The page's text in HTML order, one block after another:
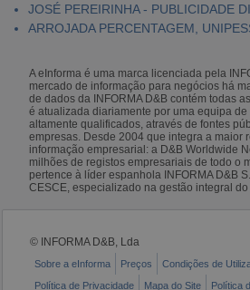
JOSÉ PEREIRINHA - PUBLICIDADE
ARROJADA PERCENTAGEM,
A eInforma é uma marca licenciada pela
mercado de informação para negócios há
de dados da INFORMA D&B contém todas
é atualizada diariamente por uma equipa
altamente qualificados, através de fontes
empresas. Desde 2004 que integra a maior
informação empresarial: a D&B Worldwide
milhões de registos empresariais de todo o
pertence à líder espanhola INFORMA D&B
CESCE, especializado na gestão integral
© INFORMA D&B, Lda
Sobre a eInforma Preços Condições de
Política de Privacidade
Mapa do Site Política